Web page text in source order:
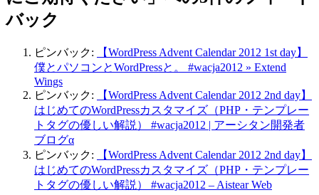
バック
ピンバック:
【WordPress Advent Calendar 2012 1st day】
僕とパソコンとWordPressと。 #wacja2012 » Extend
Wings
ピンバック:
【WordPress Advent Calendar 2012 2nd day】
はじめてのWordPressカスタマイズ（PHP・テンプレー
トタグの優しい解説） #wacja2012 | アーシタン開発者
ブログα
ピンバック:
【WordPress Advent Calendar 2012 2nd day】
はじめてのWordPressカスタマイズ（PHP・テンプレー
トタグの優しい解説） #wacja2012 – Aistear Web